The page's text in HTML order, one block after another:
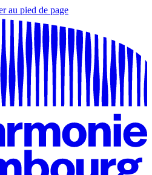
au pied de page